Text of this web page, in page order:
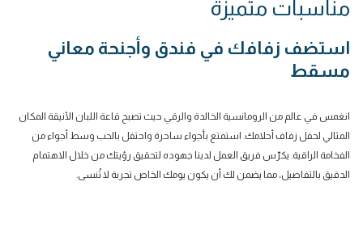
مناسبات متميزة
استضف زفافك في فندق وأجنحة معاني
مسقط
انغمس في عالم من الرومانسية الخالدة والرقي حيث تصبح قاعة اللبان الأنيقة المكان
المثالي لحفل زفاف أحلامك. استمتع بأجواء ساحرة واحتفل بالحب وسط أجواء من
الفخامة الراقية. يكرّس فريق العمل لدينا جهوده لتحقيق رؤيتك من خلال الاهتمام
الدقيق بالتفاصيل، مما يضمن لك أن يكون يومك الخاص تجربة لا تُنسى.